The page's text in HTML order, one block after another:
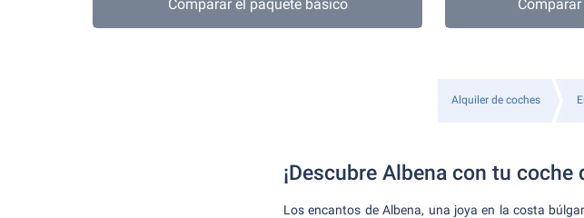
Comparar el paquete básico
Alquiler de coches
¡Descubre Albena con tu coche
Los encantos de Albena, una joya en la costa